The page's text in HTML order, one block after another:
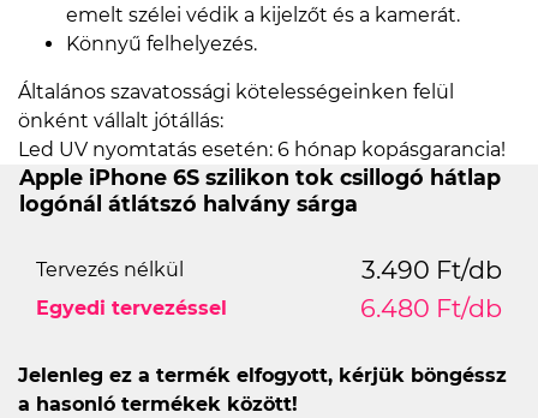
emelt szélei védik a kijelzőt és a kamerát.
Könnyű felhelyezés.
Általános szavatossági kötelességeinken felül
önként vállalt jótállás:
Led UV nyomtatás esetén: 6 hónap kopásgarancia!
Apple iPhone 6S szilikon tok csillogó hátlap
logónál átlátszó halvány sárga
Tervezés nélkül 3.490 Ft/db
Egyedi tervezéssel 6.480 Ft/db
Jelenleg ez a termék elfogyott, kérjük böngéssz
a hasonló termékek között!